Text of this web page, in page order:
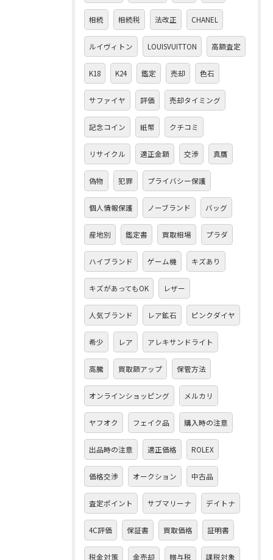
相続 相続税 法改正 CHANEL
ルイヴィトン LOUISVUITTON 高額査定
K18 K24 鑑定 売却 色石
サファイヤ 評価 売却タイミング
記念コイン 紙幣 クチコミ
リサイクル 適正金額 交渉 真贋
偽物 犯罪 プライバシー保護
個人情報保護 ノーブランド バッグ
産地別 鑑定書 買取相場 プラダ
ハイブランド ゲーム機 キズあり
キズがあってもOK レザー
人気ブランド レア鉱石 ピンクダイヤ
希少 レア アレキサンドライト
高騰 買取額アップ 保管方法
オンラインショッピング メルカリ
ヤフオク フェイク品 購入時の注意
出品時の注意 適正価格 ROLEX
価格交渉 オークション 中古品
査定ポイント サブマリーナ デイトナ
4C評価 保証書 買取価格 証明書
税金対策 金売却 贈与税 課税対象